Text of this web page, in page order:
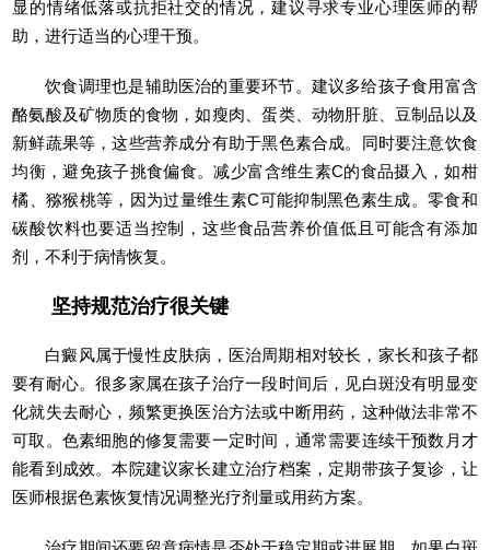
显的情绪低落或抗拒社交的情况，建议寻求专业心理医师的帮
助，进行适当的心理干预。
饮食调理也是辅助医治的重要环节。建议多给孩子食用富含
酪氨酸及矿物质的食物，如瘦肉、蛋类、动物肝脏、豆制品以及
新鲜蔬果等，这些营养成分有助于黑色素合成。同时要注意饮食
均衡，避免孩子挑食偏食。减少富含维生素C的食品摄入，如柑
橘、猕猴桃等，因为过量维生素C可能抑制黑色素生成。零食和
碳酸饮料也要适当控制，这些食品营养价值低且可能含有添加
剂，不利于病情恢复。
坚持规范治疗很关键
白癜风属于慢性皮肤病，医治周期相对较长，家长和孩子都
要有耐心。很多家属在孩子治疗一段时间后，见白斑没有明显变
化就失去耐心，频繁更换医治方法或中断用药，这种做法非常不
可取。色素细胞的修复需要一定时间，通常需要连续干预数月才
能看到成效。本院建议家长建立治疗档案，定期带孩子复诊，让
医师根据色素恢复情况调整光疗剂量或用药方案。